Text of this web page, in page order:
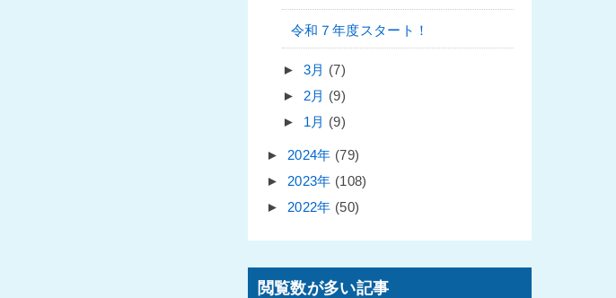
令和７年度スタート！
► 3月 (7)
► 2月 (9)
► 1月 (9)
► 2024年 (79)
► 2023年 (108)
► 2022年 (50)
閲覧数が多い記事